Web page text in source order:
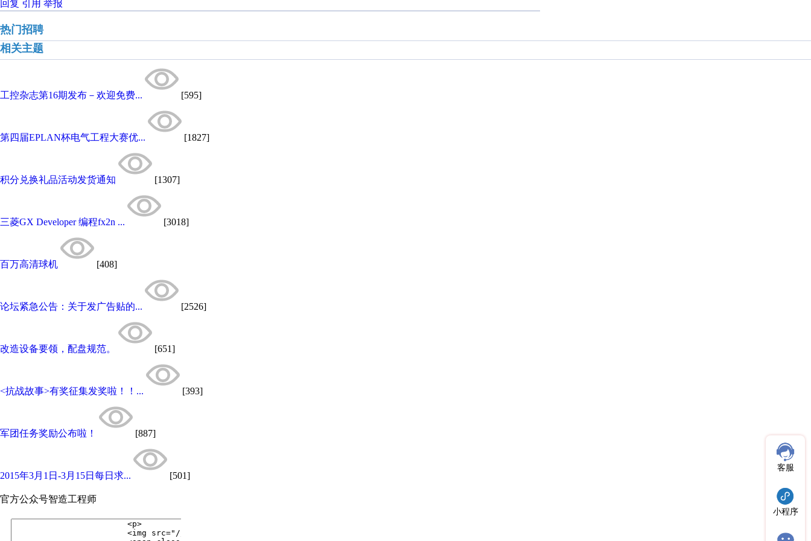
回复 引用 举报
热门招聘
相关主题
工控杂志第16期发布－欢迎免费... [595]
第四届EPLAN杯电气工程大赛优... [1827]
积分兑换礼品活动发货通知 [1307]
三菱GX Developer 编程fx2n ... [3018]
百万高清球机 [408]
论坛紧急公告：关于发广告贴的... [2526]
改造设备要领，配盘规范。 [651]
<抗战故事>有奖征集发奖啦！！... [393]
军团任务奖励公布啦！ [887]
2015年3月1日-3月15日每日求... [501]
官方公众号智造工程师
客服
小程序